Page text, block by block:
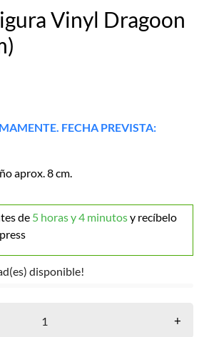
Vinyl Dragoon
FECHA PREVISTA:
aprox. 8 cm.
de 5 horas y 4 minutosy recíbelo
disponible!
+